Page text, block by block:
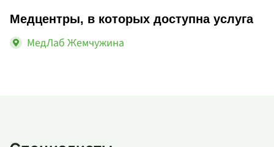
Медцентры, в которых доступна услуга
МедЛаб Жемчужина